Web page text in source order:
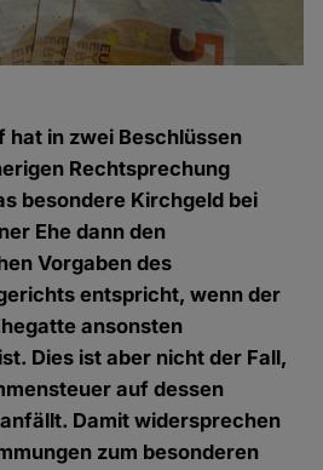
hat in zwei Beschlüssen
Rechtsprechung
besondere Kirchgeld bei
Ehe dann den
Vorgaben des
entspricht, wenn der
ansonsten
Dies ist aber nicht der Fall,
auf dessen
Damit widersprechen
zum besonderen